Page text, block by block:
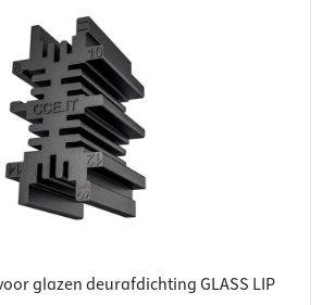
glazen deurafdichting GLASS LIP